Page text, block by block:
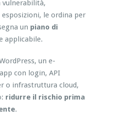
vulnerabilità,
le ordina per
un piano di
applicabile.
un e-
con login, API
o infrastruttura cloud,
ridurre il rischio prima
.